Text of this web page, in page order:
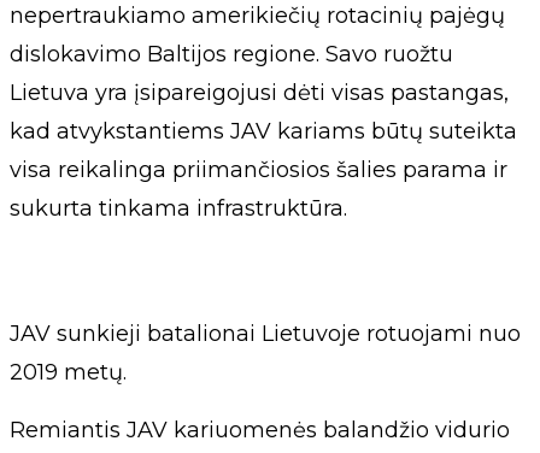
nepertraukiamo amerikiečių rotacinių pajėgų
dislokavimo Baltijos regione. Savo ruožtu
Lietuva yra įsipareigojusi dėti visas pastangas,
kad atvykstantiems JAV kariams būtų suteikta
visa reikalinga priimančiosios šalies parama ir
sukurta tinkama infrastruktūra.
JAV sunkieji batalionai Lietuvoje rotuojami nuo
2019 metų.
Remiantis JAV kariuomenės balandžio vidurio